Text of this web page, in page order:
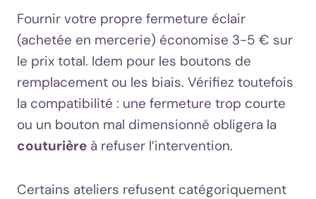
Fournir votre propre fermeture éclair
(achetée en mercerie) économise 3-5 € sur
le prix total. Idem pour les boutons de
remplacement ou les biais. Vérifiez toutefois
la compatibilité : une fermeture trop courte
ou un bouton mal dimensionné obligera la
couturière à refuser l’intervention.
Certains ateliers refusent catégoriquement